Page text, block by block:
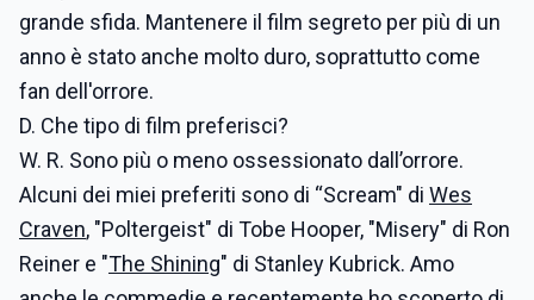
grande sfida. Mantenere il film segreto per più di un
anno è stato anche molto duro, soprattutto come
fan dell'orrore.
D. Che tipo di film preferisci?
W. R. Sono più o meno ossessionato dall’orrore.
Alcuni dei miei preferiti sono di “Scream" di Wes
Craven, "Poltergeist" di Tobe Hooper, "Misery" di Ron
Reiner e "The Shining" di Stanley Kubrick. Amo